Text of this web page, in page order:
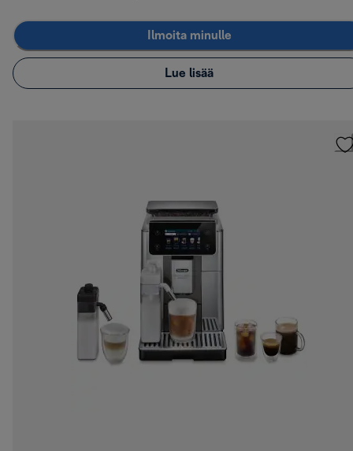
Ilmoita minulle
Lue lisää